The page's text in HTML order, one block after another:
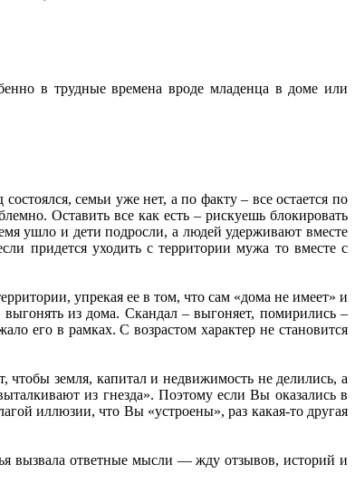
в трудные времена вроде младенца в доме или
семьи уже нет, а по факту – все остается по
Оставить все как есть – рискуешь блокировать
ушло и дети подросли, а людей удерживают вместе
придется уходить с территории мужа то вместе с
упрекая ее в том, что сам «дома не имеет» и
из дома. Скандал – выгоняет, помирились –
его в рамках. С возрастом характер не становится
чтобы земля, капитал и недвижимость не делились, а
из гнезда». Поэтому если Вы оказались в
иллюзии, что Вы «устроены», раз какая-то другая
вызвала ответные мысли — жду отзывов, историй и